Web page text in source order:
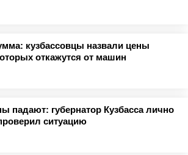
кузбассовцы назвали цены
откажутся от машин
падают: губернатор Кузбасса лично
ситуацию